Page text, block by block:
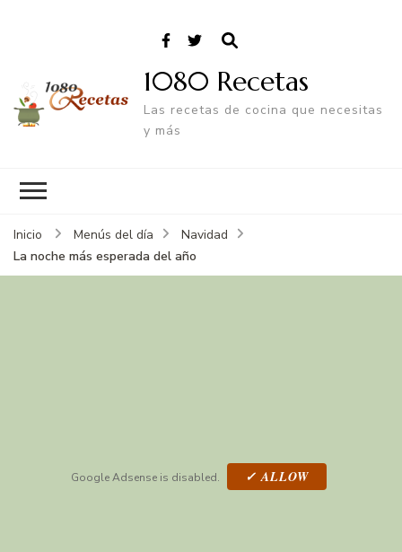
1080 Recetas
Las recetas de cocina que necesitas
y más
Inicio Menús del día
Navidad
La noche más esperada del año
Google Adsense is disabled. ✓ ALLOW